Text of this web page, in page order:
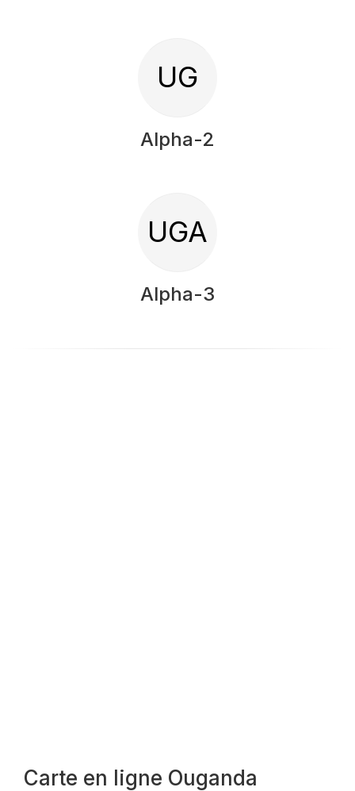
UG
Alpha-2
UGA
Alpha-3
Carte en ligne Ouganda